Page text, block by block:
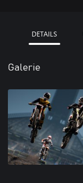
DETAILS
Galerie